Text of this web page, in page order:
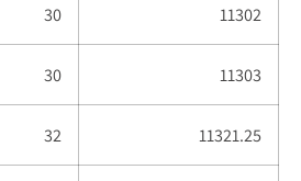
11302
30
11303
30
11321.25
32